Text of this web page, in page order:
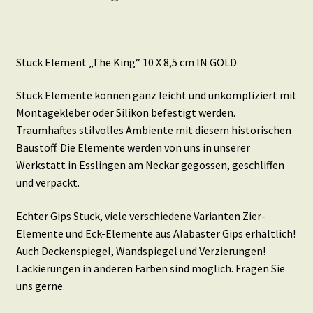
Stuck Element „The King“ 10 X 8,5 cm IN GOLD
Stuck Elemente können ganz leicht und unkompliziert mit
Montagekleber oder Silikon befestigt werden.
Traumhaftes stilvolles Ambiente mit diesem historischen
Baustoff. Die Elemente werden von uns in unserer
Werkstatt in Esslingen am Neckar gegossen, geschliffen
und verpackt.
Echter Gips Stuck, viele verschiedene Varianten Zier-
Elemente und Eck-Elemente aus Alabaster Gips erhältlich!
Auch Deckenspiegel, Wandspiegel und Verzierungen!
Lackierungen in anderen Farben sind möglich. Fragen Sie
uns gerne.